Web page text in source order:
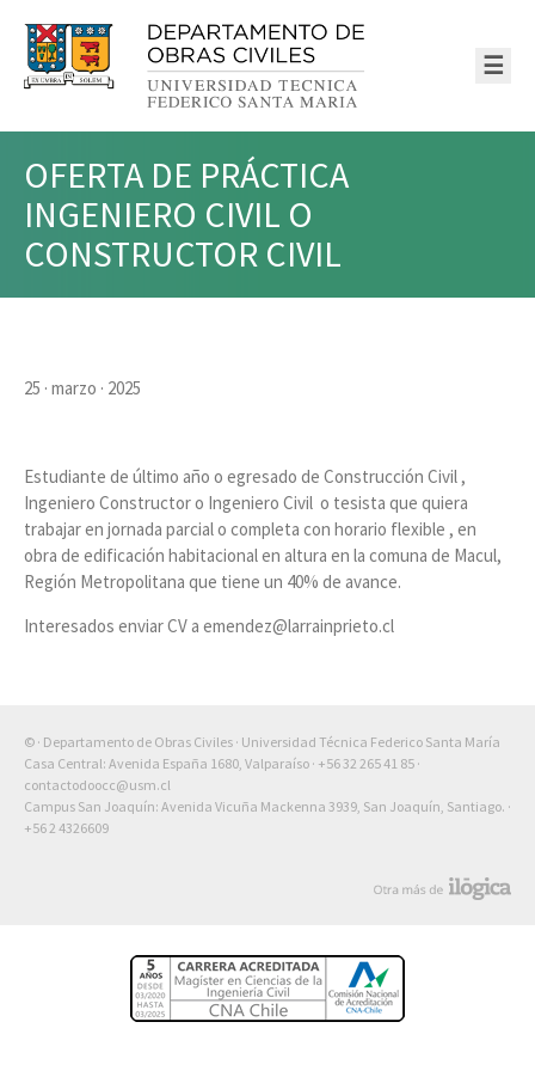
☰
OFERTA DE PRÁCTICA
INGENIERO CIVIL O
CONSTRUCTOR CIVIL
25 · marzo · 2025
Estudiante de último año o egresado de Construcción Civil ,
Ingeniero Constructor o Ingeniero Civil o tesista que quiera
trabajar en jornada parcial o completa con horario flexible , en
obra de edificación habitacional en altura en la comuna de Macul,
Región Metropolitana que tiene un 40% de avance.
Interesados enviar CV a emendez@larrainprieto.cl
© · Departamento de Obras Civiles · Universidad Técnica Federico Santa María
Casa Central: Avenida España 1680, Valparaíso · +56 32 265 41 85 ·
contactodoocc@usm.cl
Campus San Joaquín: Avenida Vicuña Mackenna 3939, San Joaquín, Santiago. ·
+56 2 4326609